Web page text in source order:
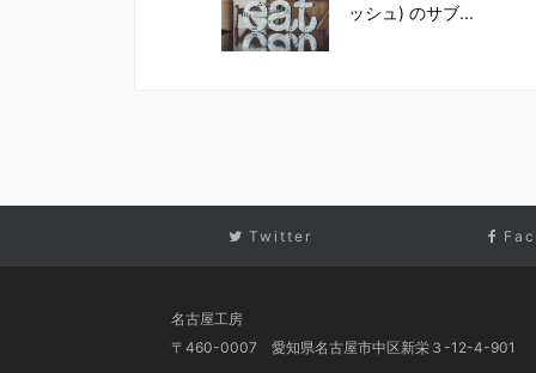
ッシュ) のサブ...
Twitter
名古屋工房
〒460-0007 愛知県名古屋市中区新栄３-12-4-901